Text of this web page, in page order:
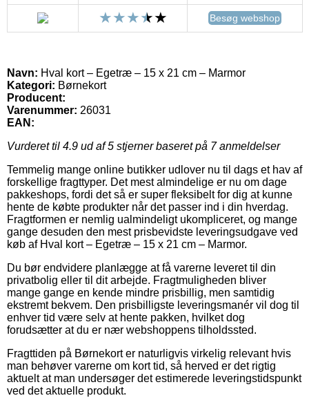
Besøg webshop
Navn: Hval kort – Egetræ – 15 x 21 cm – Marmor
Kategori: Børnekort
Producent:
Varenummer: 26031
EAN:
Vurderet til 4.9 ud af 5 stjerner baseret på 7anmeldelser
Temmelig mange online butikker udlover nu til dags et hav af
forskellige fragttyper. Det mest almindelige er nu om dage
pakkeshops, fordi det så er super fleksibelt for dig at kunne
hente de købte produkter når det passer ind i din hverdag.
Fragtformen er nemlig ualmindeligt ukompliceret, og mange
gange desuden den mest prisbevidste leveringsudgave ved
køb af Hval kort – Egetræ – 15 x 21 cm – Marmor.
Du bør endvidere planlægge at få varerne leveret til din
privatbolig eller til dit arbejde. Fragtmuligheden bliver
mange gange en kende mindre prisbillig, men samtidig
ekstremt bekvem. Den prisbilligste leveringsmanér vil dog til
enhver tid være selv at hente pakken, hvilket dog
forudsætter at du er nær webshoppens tilholdssted.
Fragttiden på Børnekort er naturligvis virkelig relevant hvis
man behøver varerne om kort tid, så herved er det rigtig
aktuelt at man undersøger det estimerede leveringstidspunkt
ved det aktuelle produkt.